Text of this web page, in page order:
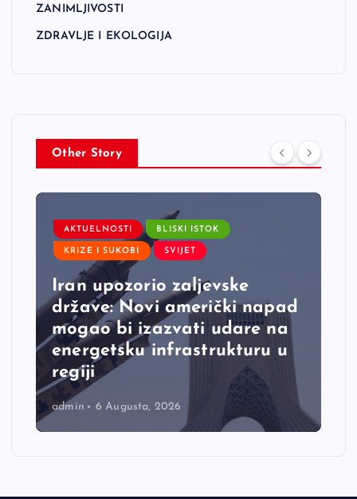
ZANIMLJIVOSTI
ZDRAVLJE I EKOLOGIJA
Other Story
AKTUELNOSTI BLISKI ISTOK
KRIZE I SUKOBI SVIJET
Iran upozorio zaljevske
države: Novi američki napad
mogao bi izazvati udare na
energetsku infrastrukturu u
regiji
admin 6 Augusta, 2026